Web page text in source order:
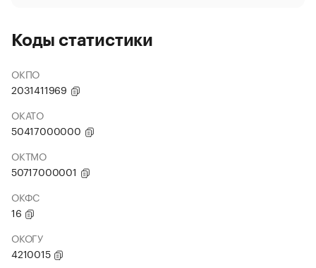
Коды статистики
ОКПО
2031411969
ОКАТО
50417000000
ОКТМО
50717000001
ОКФС
16
ОКОГУ
4210015